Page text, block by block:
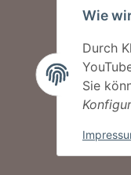
Wie
Durch
Sie